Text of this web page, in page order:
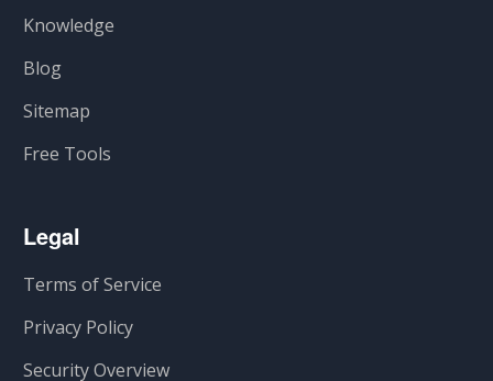
Knowledge
Blog
Sitemap
Free Tools
Legal
Terms of Service
Privacy Policy
Security Overview